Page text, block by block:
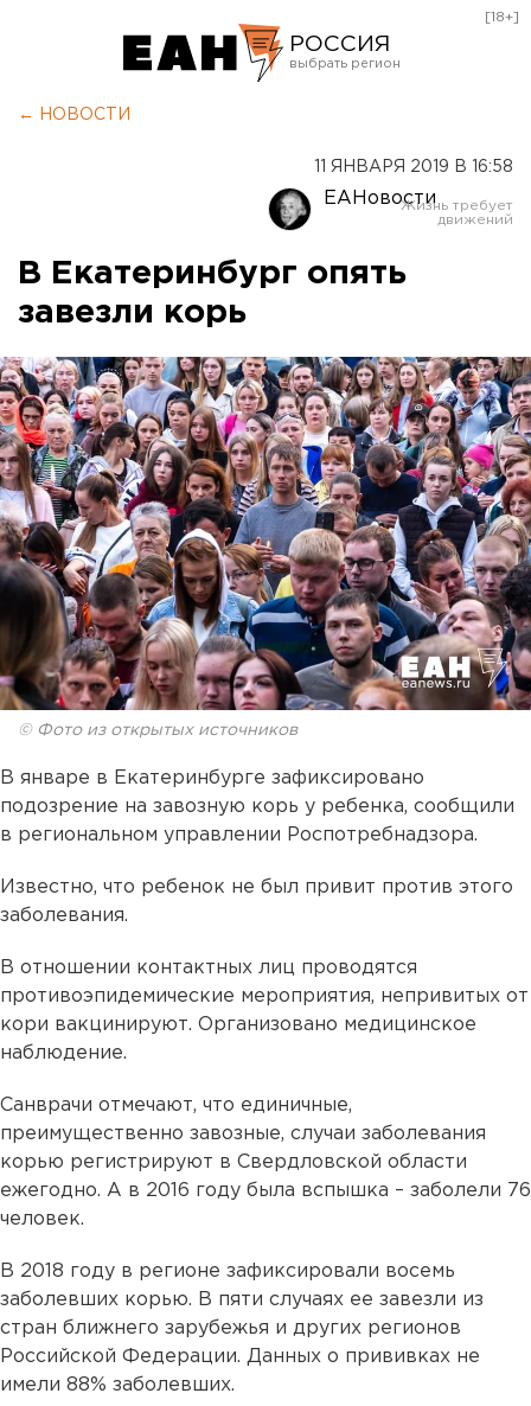
РОССИЯ
Оренбург
[18+]
← НОВОСТИ
11 ЯНВАРЯ 2019 В 16:58
ЕАНовости
В Екатеринбург опять
завезли корь
© Фото из открытых источников
В январе в Екатеринбурге зафиксировано
подозрение на завозную корь у ребенка, сообщили
в региональном управлении Роспотребнадзора.
Известно, что ребенок не был привит против этого
заболевания.
В отношении контактных лиц проводятся
противоэпидемические мероприятия, непривитых от
кори вакцинируют. Организовано медицинское
наблюдение.
Санврачи отмечают, что единичные,
преимущественно завозные, случаи заболевания
корью регистрируют в Свердловской области
ежегодно. А в 2016 году была вспышка – заболели 76
человек.
В 2018 году в регионе зафиксировали восемь
заболевших корью. В пяти случаях ее завезли из
стран ближнего зарубежья и других регионов
Российской Федерации. Данных о прививках не
имели 88% заболевших.